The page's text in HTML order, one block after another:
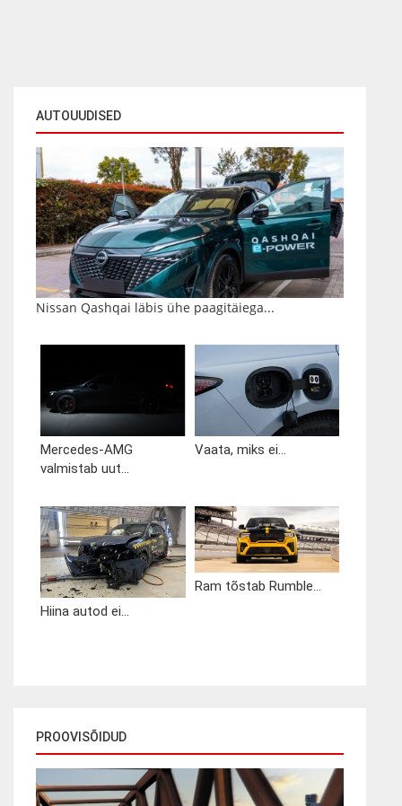
AUTOUUDISED
Nissan Qashqai läbis ühe paagitäiega...
Mercedes-AMG
valmistab uut...
Vaata, miks ei...
Hiina autod ei...
Ram tõstab Rumble...
PROOVISÕIDUD